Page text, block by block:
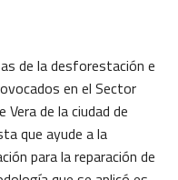
de la desforestación e
en el Sector
Vera de la ciudad de
que ayude a la
para la reparación de